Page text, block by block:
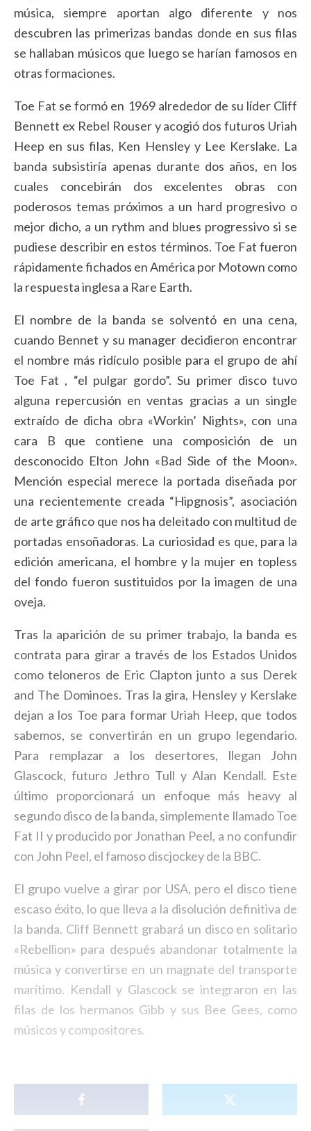
música, siempre aportan algo diferente y nos
descubren las primerizas bandas donde en sus filas
se hallaban músicos que luego se harían famosos en
otras formaciones.
Toe Fat se formó en 1969 alrededor de su líder Cliff
Bennett ex Rebel Rouser y acogió dos futuros Uriah
Heep en sus filas, Ken Hensley y Lee Kerslake. La
banda subsistiría apenas durante dos años, en los
cuales concebirán dos excelentes obras con
poderosos temas próximos a un hard progresivo o
mejor dicho, a un rythm and blues progressivo si se
pudiese describir en estos términos. Toe Fat fueron
rápidamente fichados en América por Motown como
la respuesta inglesa a Rare Earth.
El nombre de la banda se solventó en una cena,
cuando Bennet y su manager decidieron encontrar
el nombre más ridículo posible para el grupo de ahí
Toe Fat , “el pulgar gordo”. Su primer disco tuvo
alguna repercusión en ventas gracias a un single
extraído de dicha obra «Workin’ Nights», con una
cara B que contiene una composición de un
desconocido Elton John «Bad Side of the Moon».
Mención especial merece la portada diseñada por
una recientemente creada “Hipgnosis”, asociación
de arte gráfico que nos ha deleitado con multitud de
portadas ensoñadoras. La curiosidad es que, para la
edición americana, el hombre y la mujer en topless
del fondo fueron sustituidos por la imagen de una
oveja.
Tras la aparición de su primer trabajo, la banda es
contrata para girar a través de los Estados Unidos
como teloneros de Eric Clapton junto a sus Derek
and The Dominoes. Tras la gira, Hensley y Kerslake
dejan a los Toe para formar Uriah Heep, que todos
sabemos, se convertirán en un grupo legendario.
Para remplazar a los desertores, llegan John
Glascock, futuro Jethro Tull y Alan Kendall. Este
último proporcionará un enfoque más heavy al
segundo disco de la banda, simplemente llamado Toe
Fat II y producido por Jonathan Peel, a no confundir
con John Peel, el famoso discjockey de la BBC.
El grupo vuelve a girar por USA, pero el disco tiene
escaso éxito, lo que lleva a la disolución definitiva de
la banda. Cliff Bennett grabará un disco en solitario
«Rebellion» para después abandonar totalmente la
música y convertirse en un magnate del transporte
marítimo. Kendall y Glascock se integraron en las
filas de los hermanos Gibb y sus Bee Gees, como
músicos y compositores.